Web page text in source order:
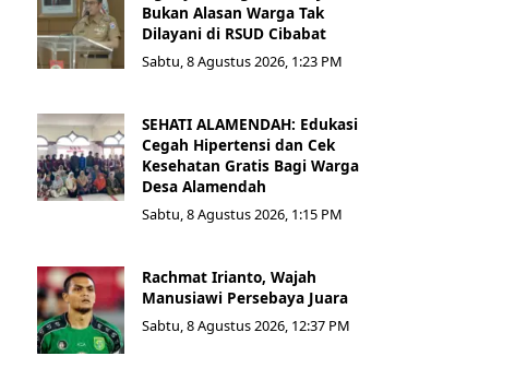
Bukan Alasan Warga Tak
Dilayani di RSUD Cibabat
Sabtu, 8 Agustus 2026, 1:23 PM
SEHATI ALAMENDAH: Edukasi
Cegah Hipertensi dan Cek
Kesehatan Gratis Bagi Warga
Desa Alamendah
Sabtu, 8 Agustus 2026, 1:15 PM
Rachmat Irianto, Wajah
Manusiawi Persebaya Juara
Sabtu, 8 Agustus 2026, 12:37 PM